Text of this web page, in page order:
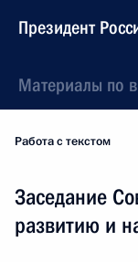
Президент
Материалы по
Работа с текстом
Заседание
развитию и